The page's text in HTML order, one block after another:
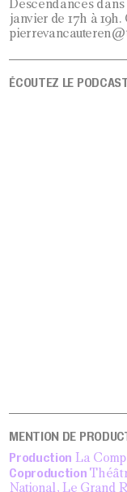
Descendances
janvier de 17h à
ÉCOUTEZ LE
MENTION DE
Production La
Coproduction
National, Le Grand